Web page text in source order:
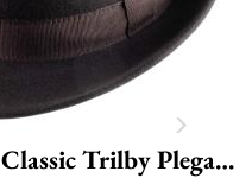
Classic Trilby Plegable